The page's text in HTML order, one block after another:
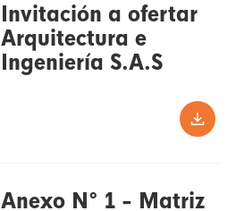
Invitación a ofertar
Arquitectura e
Ingeniería S.A.S
Anexo N° 1 - Matriz